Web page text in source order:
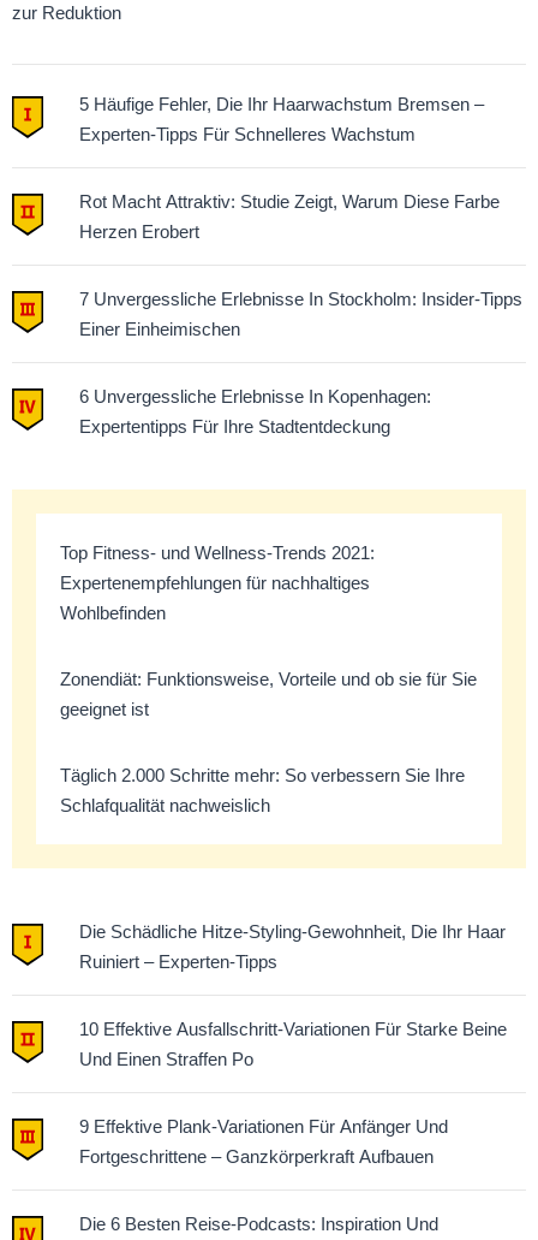
zur Reduktion
5 Häufige Fehler, Die Ihr Haarwachstum Bremsen –
Experten-Tipps Für Schnelleres Wachstum
Rot Macht Attraktiv: Studie Zeigt, Warum Diese Farbe
Herzen Erobert
7 Unvergessliche Erlebnisse In Stockholm: Insider-Tipps
Einer Einheimischen
6 Unvergessliche Erlebnisse In Kopenhagen:
Expertentipps Für Ihre Stadtentdeckung
Top Fitness- und Wellness-Trends 2021:
Expertenempfehlungen für nachhaltiges
Wohlbefinden
Zonendiät: Funktionsweise, Vorteile und ob sie für Sie
geeignet ist
Täglich 2.000 Schritte mehr: So verbessern Sie Ihre
Schlafqualität nachweislich
Die Schädliche Hitze-Styling-Gewohnheit, Die Ihr Haar
Ruiniert – Experten-Tipps
10 Effektive Ausfallschritt-Variationen Für Starke Beine
Und Einen Straffen Po
9 Effektive Plank-Variationen Für Anfänger Und
Fortgeschrittene – Ganzkörperkraft Aufbauen
Die 6 Besten Reise-Podcasts: Inspiration Und